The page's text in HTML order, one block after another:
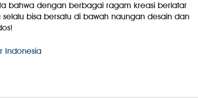
bahwa dengan berbagai ragam kreasi berlatar
selalu bisa bersatu di bawah naungan desain dan
Indonesia